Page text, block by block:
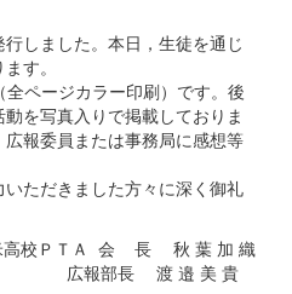
行しました。本日，生徒を通じ
す。
ページカラー印刷）です。後
を写真入りで掲載しておりま
報委員または事務局に感想等
ただきました方々に深く御礼
高校ＰＴＡ 会 長 秋 葉 加 織
報部長 渡 邉 美 貴